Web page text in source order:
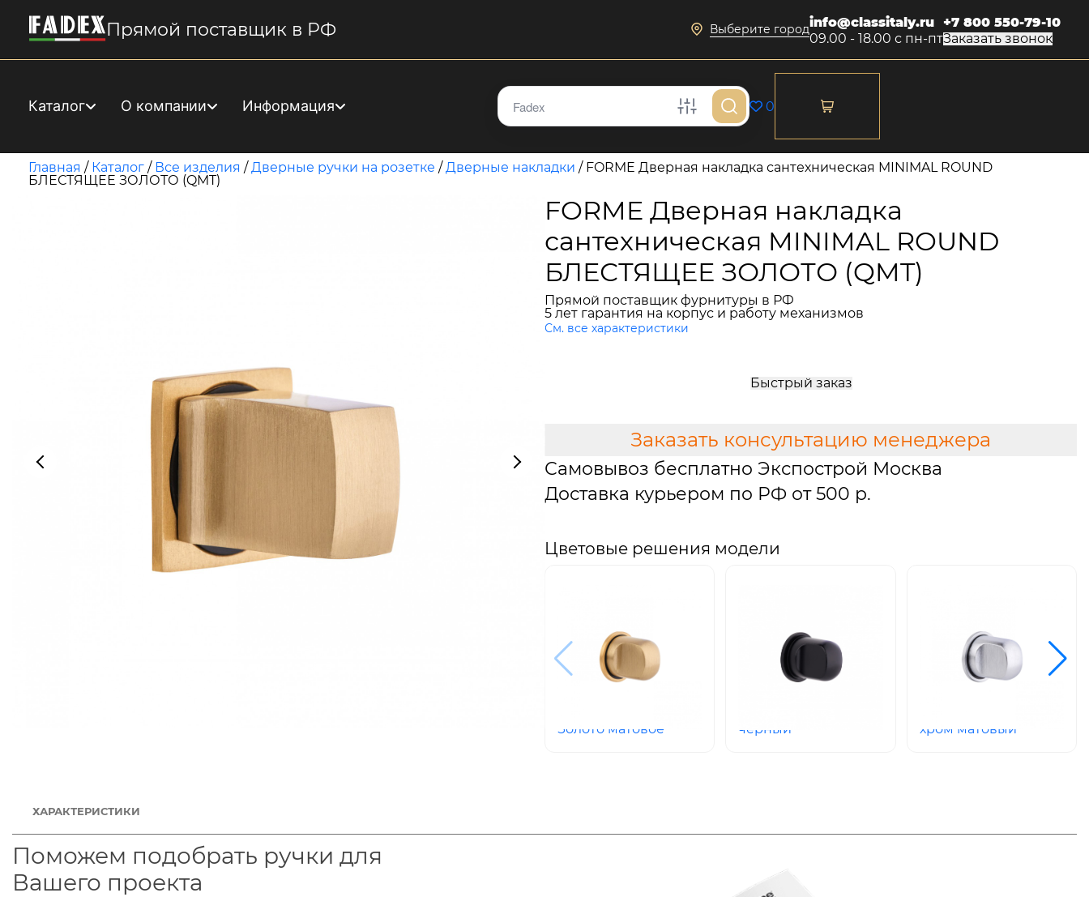
Прямой поставщик в РФ Выберите городinfo@classitaly.ru
09.00 - 18.00 с пн-пт
+7 800 550-79-10
Заказать звонок
Каталог О компании Информация 0
Главная / Каталог / Все изделия /Дверные ручки на розетке /Дверные накладки / FORME Дверная накладка сантехническая MINIMAL ROUND
БЛЕСТЯЩЕЕ ЗОЛОТО (QMT)
FORME Дверная накладка
сантехническая MINIMAL ROUND
БЛЕСТЯЩЕЕ ЗОЛОТО (QMT)
Прямой поставщик фурнитуры в РФ
5 лет гарантия на корпус и работу механизмов
См. все характеристики
Быстрый заказ
Заказать консультацию менеджера
Самовывоз бесплатно Экспострой Москва
Доставка курьером по РФ от 500 р.
Цветовые решения модели
Золото матовое черный хром матовый
ХАРАКТЕРИСТИКИ
Поможем подобрать ручки для
Вашего проекта